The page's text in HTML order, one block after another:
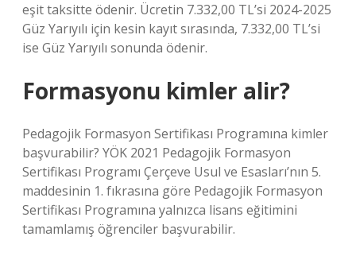
eşit taksitte ödenir. Ücretin 7.332,00 TL’si 2024-2025
Güz Yarıyılı için kesin kayıt sırasında, 7.332,00 TL’si
ise Güz Yarıyılı sonunda ödenir.
Formasyonu kimler alir?
Pedagojik Formasyon Sertifikası Programına kimler
başvurabilir? YÖK 2021 Pedagojik Formasyon
Sertifikası Programı Çerçeve Usul ve Esasları’nın 5.
maddesinin 1. fıkrasına göre Pedagojik Formasyon
Sertifikası Programına yalnızca lisans eğitimini
tamamlamış öğrenciler başvurabilir.